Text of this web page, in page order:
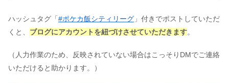
ハッシュタグ「 #ポケカ飯シティリーグ 」付きでポストしていただ
くと、 ブログにアカウントを紐づけさせていただきます。
（人力作業のため、反映されていない場合はこっそりDMでご連絡
いただけると助かります。）